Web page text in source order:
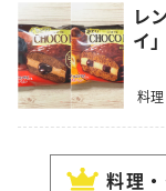
レ
イ
料
料理